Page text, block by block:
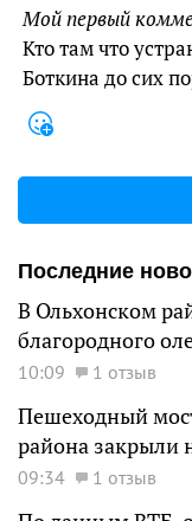
Мой первый
Кто там что
Боткина до сих
Последние
В Ольхонском
благородного
10:09 1 отзыв
Пешеходный
района закрыли
09:34 1 отзыв